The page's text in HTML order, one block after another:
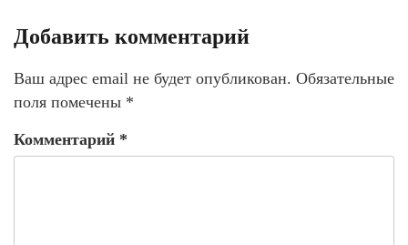
Добавить комментарий
Ваш адрес email не будет опубликован. Обязательные
поля помечены *
Комментарий *